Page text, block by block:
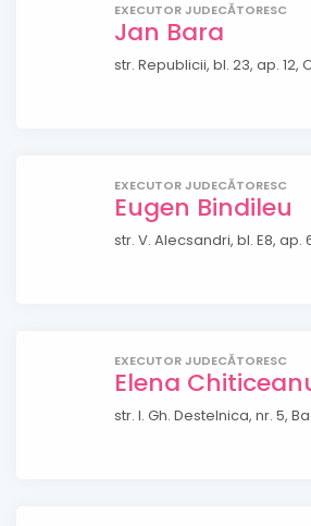
EXECUTOR JUDECĂTORESC
Jan Bara
str. Republicii, bl. 23, ap. 12,
EXECUTOR JUDECĂTORESC
Eugen Bindileu
str. V. Alecsandri, bl. E8, ap.
EXECUTOR JUDECĂTORESC
Elena
str. I. Gh. Destelnica, nr. 5,